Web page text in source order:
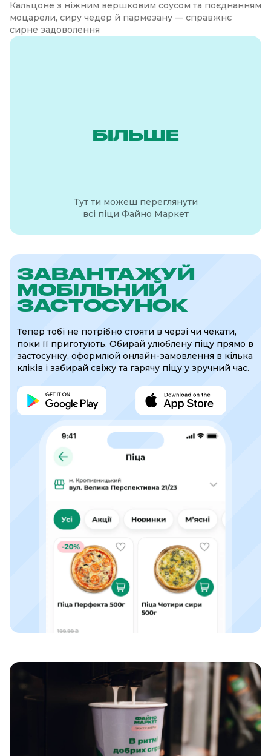
Кальцоне з ніжним вершковим соусом та поєднанням
моцарели, сиру чедер й пармезану — справжнє
сирне задоволення
БІЛЬШЕ
Тут ти можеш переглянути
всі піци Файно Маркет
ЗАВАНТАЖУЙ
МОБІЛЬНИЙ
ЗАСТОСУНОК
Тепер тобі не потрібно стояти в черзі чи чекати,
поки її приготують. Обирай улюблену піцу прямо в
застосунку, оформлюй онлайн-замовлення в кілька
кліків і забирай свіжу та гарячу піцу у зручний час.